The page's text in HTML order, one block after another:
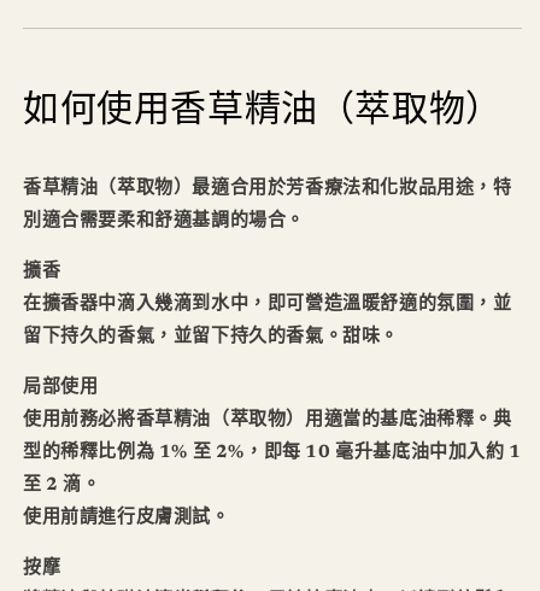
如何使用香草精油（萃取物）
香草精油（萃取物）最適合用於芳香療法和化妝品用途，特
別適合需要柔和舒適基調的場合。
擴香
在擴香器中滴入幾滴到水中，即可營造溫暖舒適的氛圍，並
留下持久的香氣，並留下持久的香氣。甜味。
局部使用
使用前務必將香草精油（萃取物）用適當的基底油稀釋。典
型的稀釋比例為 1% 至 2%，即每 10 毫升基底油中加入約 1
至 2 滴。
使用前請進行皮膚測試。
按摩